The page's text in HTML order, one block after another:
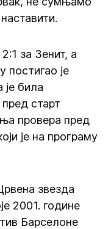
за Зенит, а
постигао је
је била
старт
провера пред
је на програму
звезда
2001. године
Барселоне